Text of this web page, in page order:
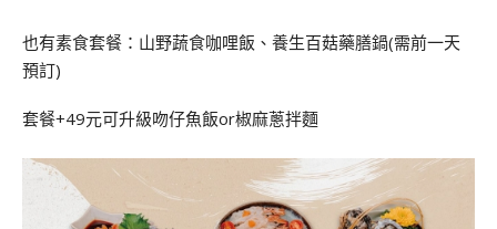
也有素食套餐：山野蔬食咖哩飯、養生百菇藥膳鍋(需前一天
預訂)
套餐+49元可升級吻仔魚飯or椒麻蔥拌麵